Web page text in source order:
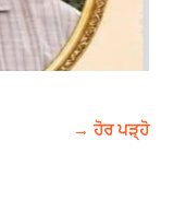
→ ਹੋਰ ਪੜ੍ਹੋ